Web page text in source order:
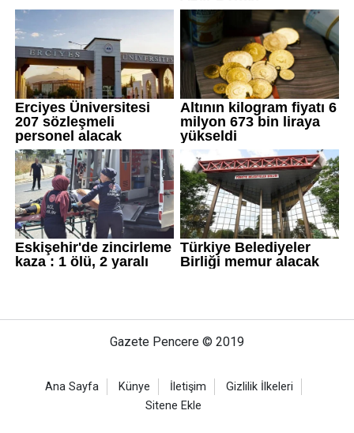
Gazete Pencere © 2019
Ana Sayfa Künye İletişim
Gizlilik İlkeleri
Sitene Ekle